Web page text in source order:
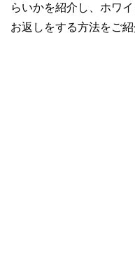
らいかを紹介し、ホワ
お返しをする方法をご紹